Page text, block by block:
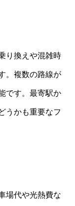
り換えや混雑時
。複数の路線が
です。最寄駅か
うかも重要なフ
場代や光熱費な